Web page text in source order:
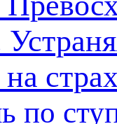
по